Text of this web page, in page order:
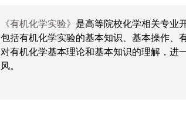
《有机化学实验》 是高等院校化学相关专业
包括有机化学实验的基本知识、基本操作、
对有机化学基本理论和基本知识的理解，进
风。